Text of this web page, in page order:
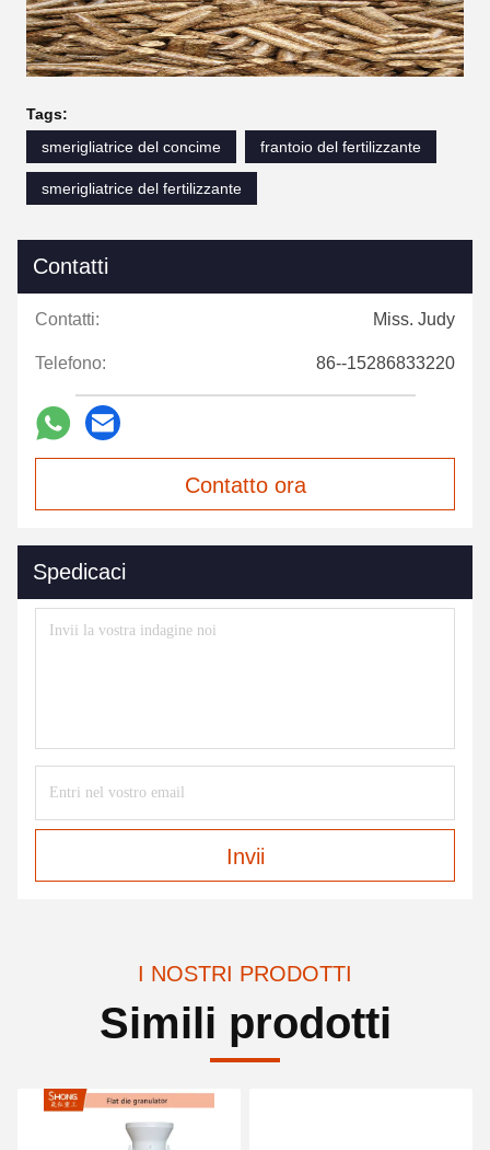
Tags:
smerigliatrice del concime
frantoio del fertilizzante
smerigliatrice del fertilizzante
Contatti
Contatti: Miss. Judy
Telefono: 86--15286833220
Contatto ora
Spedicaci
Invii
I NOSTRI PRODOTTI
Simili prodotti